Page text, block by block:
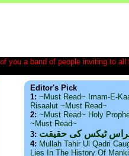
you a band of people inviting to
Editor's Pick
1: ~Must Read~ Imam-E-
Risaalut ~Must Read~
2: ~Must Read~ Holy
~Must Read~
3: براس ٹیکس کی حقیقت
4: Mullah Tahir Ul Qadri
Lies In The History Of